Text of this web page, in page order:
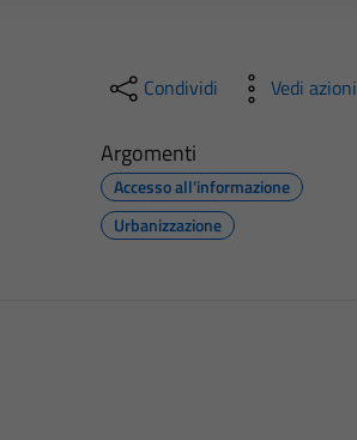
Condividi Vedi azioni
Argomenti
Accesso all'informazione
Urbanizzazione